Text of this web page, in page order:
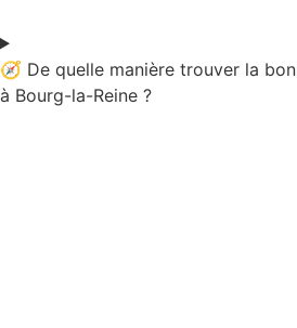
🧭 De quelle manière trouver la
à Bourg-la-Reine ?